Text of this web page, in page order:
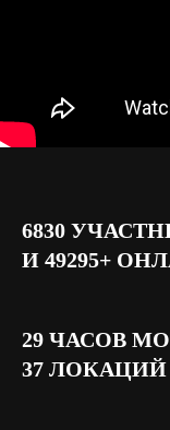
6830
И 49295+
29 ЧАСОВ
37 ЛОКАЦИЙ